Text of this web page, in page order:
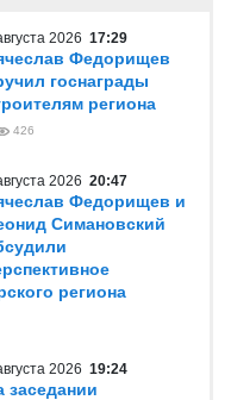
2026 17:29
Федорищев
госнаграды
региона
426
2026 20:47
Федорищев и
Симановский
региона
2026 19:24
заседании